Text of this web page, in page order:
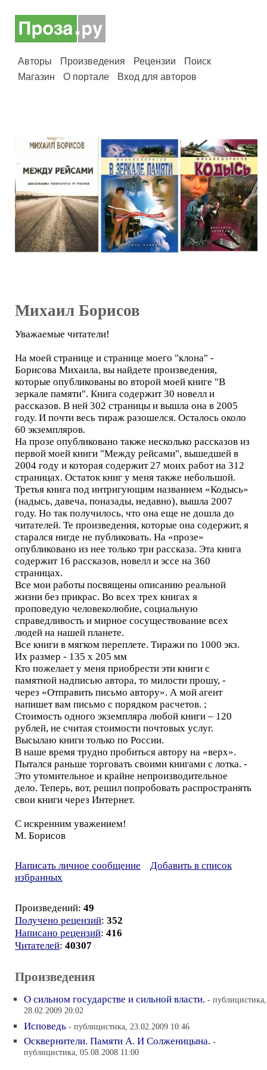
Авторы Произведения Рецензии
Поиск
Магазин
О портале Вход для авторов
Михаил Борисов
Уважаемые читатели!
На моей странице и странице моего "клона" -
Борисова Михаила, вы найдете произведения,
которые опубликованы во второй моей книге "В
зеркале памяти". Книга содержит 30 новелл и
рассказов. В ней 302 страницы и вышла она в 2005
году. И почти весь тираж разошелся. Осталось около
60 экземпляров.
На прозе опубликовано также несколько рассказов из
первой моей книги "Между рейсами", вышедшей в
2004 году и которая содержит 27 моих работ на 312
страницах. Остаток книг у меня также небольшой.
Третья книга под интригующим названием «Кодысь»
(надысь, давеча, поназады, недавно), вышла 2007
году. Но так получилось, что она еще не дошла до
читателей. Те произведения, которые она содержит, я
старался нигде не публиковать. На «прозе»
опубликовано из нее только три рассказа. Эта книга
содержит 16 рассказов, новелл и эссе на 360
страницах.
Все мои работы посвящены описанию реальной
жизни без прикрас. Во всех трех книгах я
проповедую человеколюбие, социальную
справедливость и мирное сосуществование всех
людей на нашей планете.
Все книги в мягком переплете. Тиражи по 1000 экз.
Их размер - 135 х 205 мм
Кто пожелает у меня приобрести эти книги с
памятной надписью автора, то милости прошу, -
через «Отправить письмо автору». А мой агент
напишет вам письмо с порядком расчетов. ;
Стоимость одного экземпляра любой книги – 120
рублей, не считая стоимости почтовых услуг.
Высылаю книги только по России.
В наше время трудно пробиться автору на «верх».
Пытался раньше торговать своими книгами с лотка. -
Это утомительное и крайне непроизводительное
дело. Теперь, вот, решил попробовать распространять
свои книги через Интернет.
С искренним уважением!
М. Борисов
Написать личное сообщение
Добавить в список
избранных
Произведений: 49
Получено рецензий: 352
Написано рецензий: 416
Читателей: 40307
Произведения
О сильном государстве и сильной власти. - публицистика,
28.02.2009 20:02
Исповедь - публицистика, 23.02.2009 10:46
Осквернители. Памяти А. И Солженицына. -
публицистика, 05.08.2008 11:00